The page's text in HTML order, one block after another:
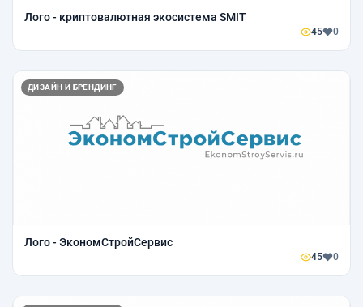
Лого - криптовалютная экосистема SMIT
45 0
ДИЗАЙН И БРЕНДИНГ
Лого - ЭкономСтройСервис
45 0